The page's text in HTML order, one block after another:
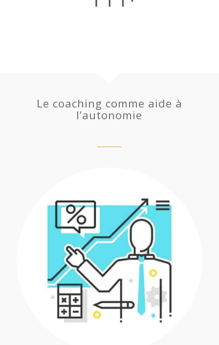
Le coaching comme aide à
l’autonomie